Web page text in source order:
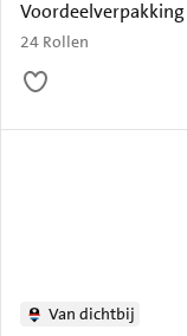
Voordeelverpakking
24 Rollen
Van dichtbij